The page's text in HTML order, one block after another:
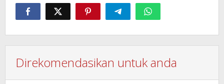
Direkomendasikan untuk anda